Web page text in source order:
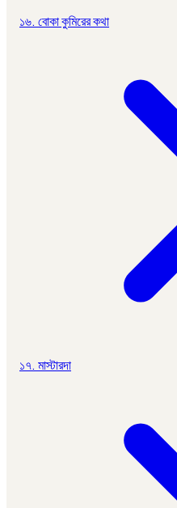
১৬. বোকা কুমিরের কথা
১৭. মাস্টারদা